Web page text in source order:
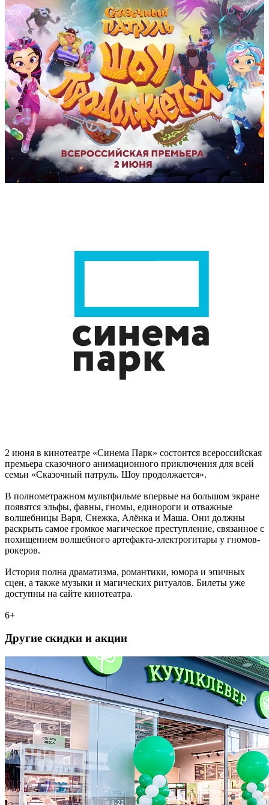
2 июня в кинотеатре «Синема Парк» состоится всероссийская
премьера сказочного анимационного приключения для всей
семьи «Сказочный патруль. Шоу продолжается».
В полнометражном мультфильме впервые на большом экране
появятся эльфы, фавны, гномы, единороги и отважные
волшебницы Варя, Снежка, Алёнка и Маша. Они должны
раскрыть самое громкое магическое преступление, связанное с
похищением волшебного артефакта-электрогитары у гномов-
рокеров.
История полна драматизма, романтики, юмора и эпичных
сцен, а также музыки и магических ритуалов. Билеты уже
доступны на сайте кинотеатра.
6+
Другие скидки и акции